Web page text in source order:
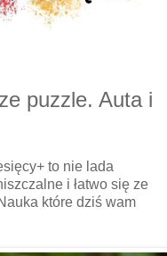
puzzle. Auta i
to nie lada
i łatwo się ze
które dziś wam